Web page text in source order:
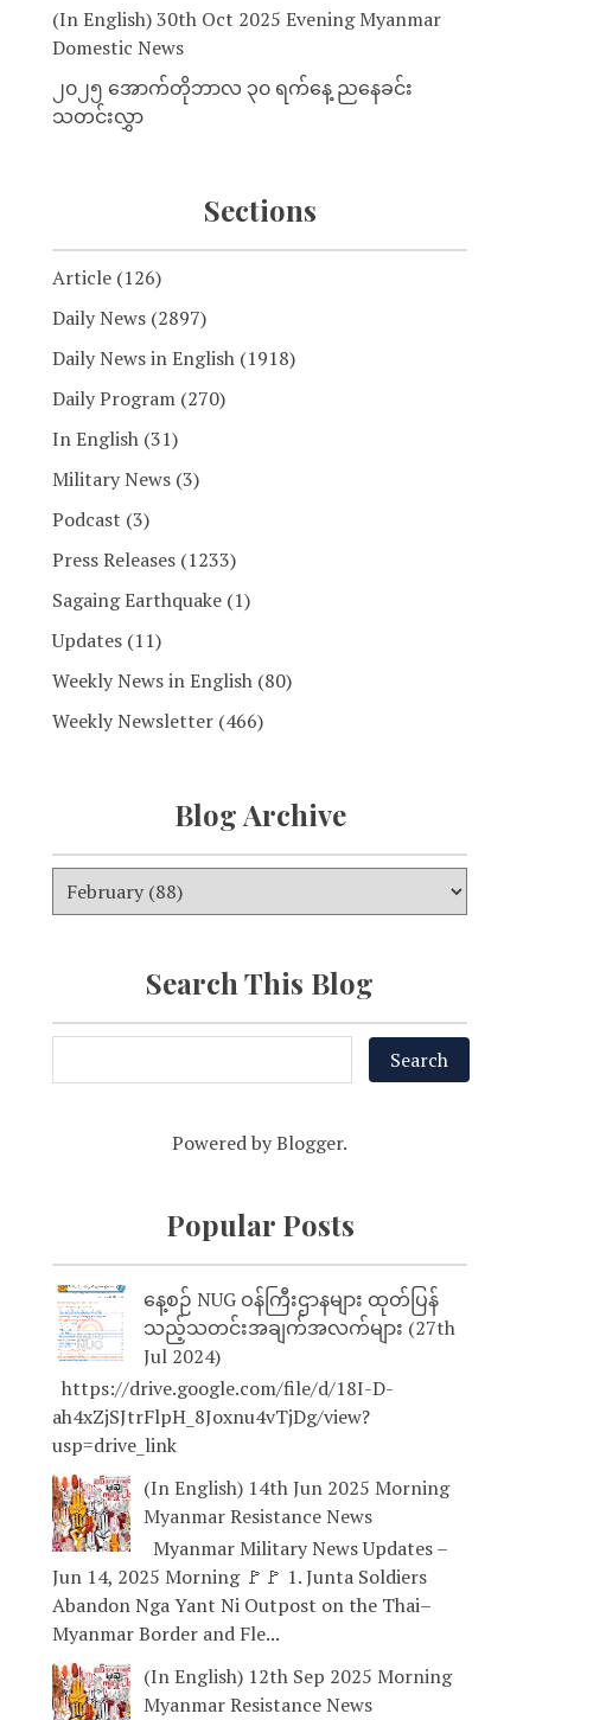
(In English) 30th Oct 2025 Evening Myanmar
Domestic News
၂၀၂၅ အောက်တိုဘာလ ၃၀ ရက်နေ့ ညနေခင်း
သတင်းလွှာ
Sections
Article (126)
Daily News (2897)
Daily News in English (1918)
Daily Program (270)
In English (31)
Military News (3)
Podcast (3)
Press Releases (1233)
Sagaing Earthquake (1)
Updates (11)
Weekly News in English (80)
Weekly Newsletter (466)
Blog Archive
Search This Blog
Powered byBlogger.
Popular Posts
နေ့စဉ် NUG ဝန်ကြီးဌာနများ ထုတ်ပြန်
သည့်သတင်းအချက်အလက်များ (27th
Jul 2024)
https://drive.google.com/file/d/18I-D-
ah4xZjSJtrFlpH_8Joxnu4vTjDg/view?
usp=drive_link
(In English) 14th Jun 2025 Morning
Myanmar Resistance News
Myanmar Military News Updates –
Jun 14, 2025 Morning 🚩🚩 1. Junta Soldiers
Abandon Nga Yant Ni Outpost on the Thai–
Myanmar Border and Fle...
(In English) 12th Sep 2025 Morning
Myanmar Resistance News